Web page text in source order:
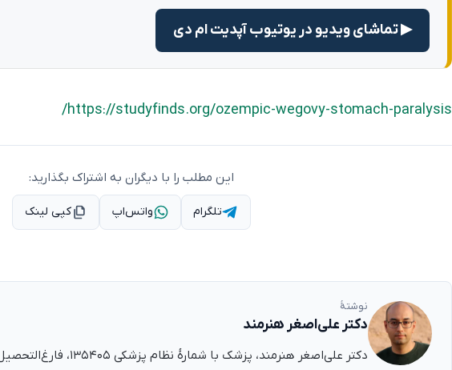
▶ تماشای ویدیو در یوتیوب آپدیت ام دی
https://studyfinds.org/ozempic-wegovy-stomach-paralysis/
این مطلب را با دیگران به اشتراک بگذارید:
تلگرام واتس‌اپ کپی لینک
نوشتهٔ
دکتر علی‌اصغر هنرمند